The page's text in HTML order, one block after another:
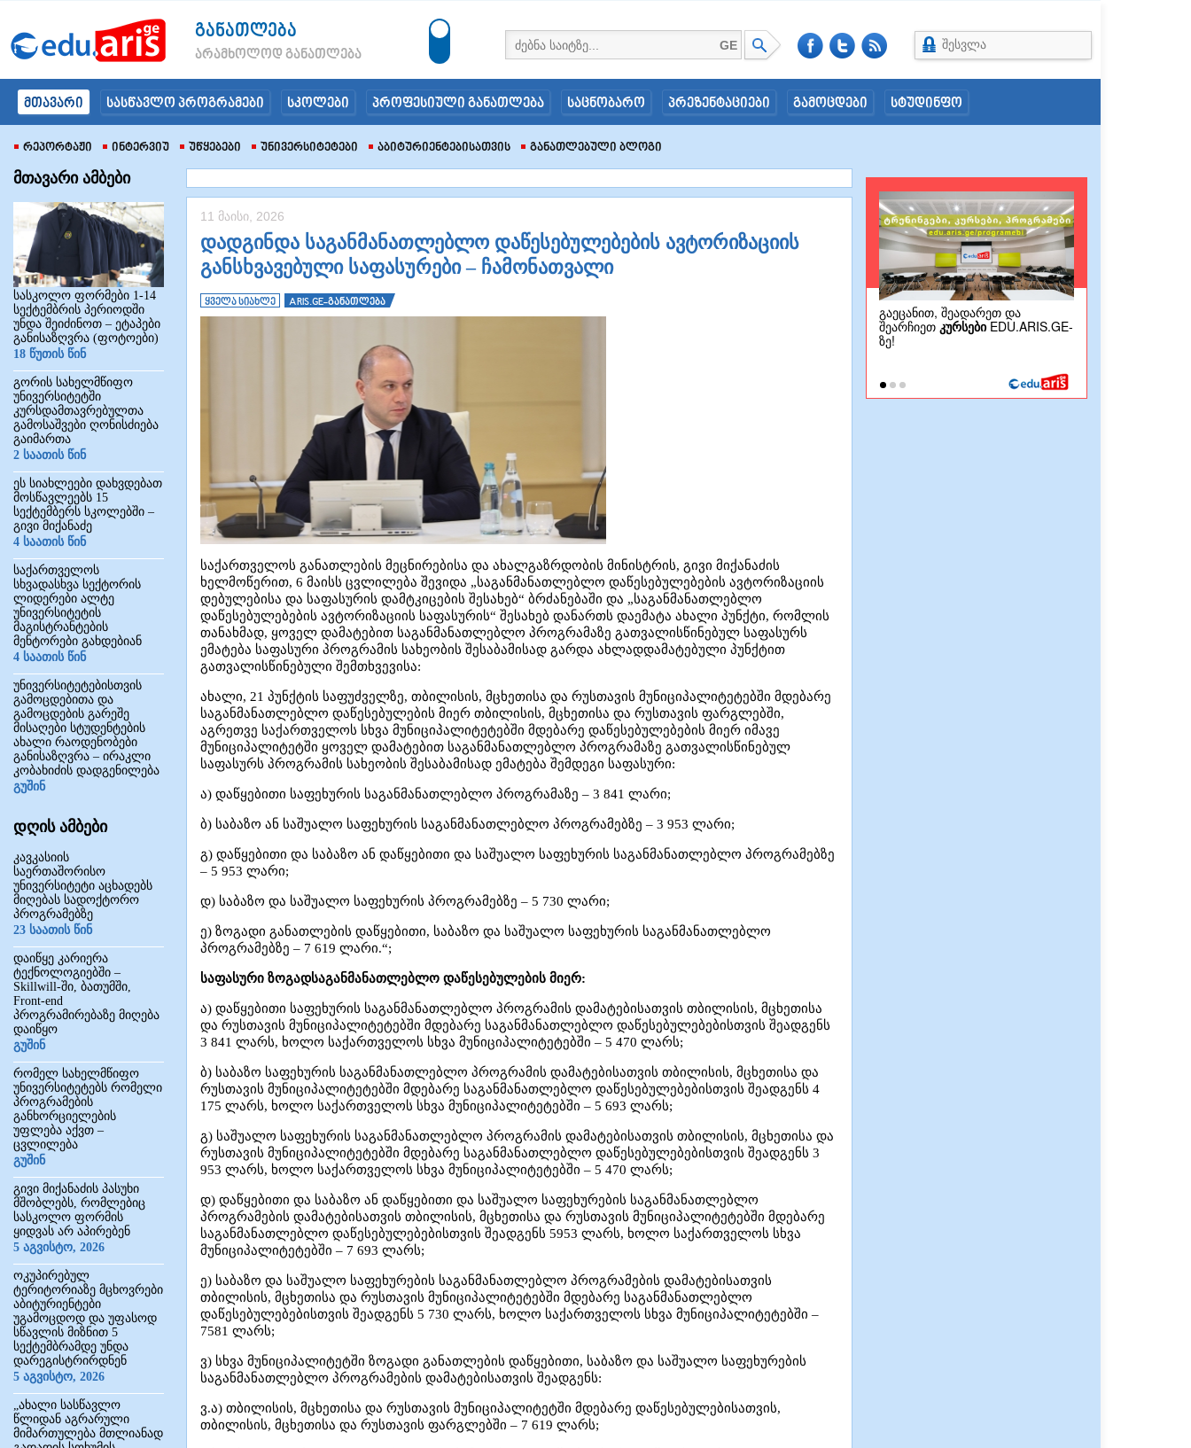
განათლება
არამხოლოდ განათლება
GE შესვლა
მთავარი სასწავლო პროგრამები სკოლები პროფესიული განათლება საცნობარო პრეზენტაციები გამოცდები სტუდინფო
Რეპორტაჟი Ინტერვიუ Უწყებები Უნივერსიტეტები Აბიტურიენტებისათვის Განათლებული Ბლოგი
მთავარი ამბები
სასკოლო ფორმები 1-14
სექტემბრის პერიოდში
უნდა შეიძინოთ – ეტაპები
განისაზღვრა (ფოტოები)
18 წუთის წინ
გორის სახელმწიფო
უნივერსიტეტში
კურსდამთავრებულთა
გამოსაშვები ღონისძიება
გაიმართა
2 საათის წინ
ეს სიახლეები დახვდებათ
მოსწავლეებს 15
სექტემბერს სკოლებში –
გივი მიქანაძე
4 საათის წინ
საქართველოს
სხვადასხვა სექტორის
ლიდერები ალტე
უნივერსიტეტის
მაგისტრანტების
მენტორები გახდებიან
4 საათის წინ
უნივერსიტეტებისთვის
გამოცდებითა და
გამოცდების გარეშე
მისაღები სტუდენტების
ახალი რაოდენობები
განისაზღვრა – ირაკლი
კობახიძის დადგენილება
გუშინ
დღის ამბები
კავკასიის
საერთაშორისო
უნივერსიტეტი აცხადებს
მიღებას სადოქტორო
პროგრამებზე
23 საათის წინ
დაიწყე კარიერა
ტექნოლოგიებში –
Skillwill-ში, ბათუმში,
Front-end
პროგრამირებაზე მიღება
დაიწყო
გუშინ
რომელ სახელმწიფო
უნივერსიტეტებს რომელი
პროგრამების
განხორციელების
უფლება აქვთ –
ცვლილება
გუშინ
გივი მიქანაძის პასუხი
მშობლებს, რომლებიც
სასკოლო ფორმის
ყიდვას არ აპირებენ
5 აგვისტო, 2026
ოკუპირებულ
ტერიტორიაზე მცხოვრები
აბიტურიენტები
უგამოცდოდ და უფასოდ
სწავლის მიზნით 5
სექტემბრამდე უნდა
დარეგისტრირდნენ
5 აგვისტო, 2026
„ახალი სასწავლო
წლიდან აგრარული
მიმართულება მთლიანად
11 მაისი, 2026
დადგინდა საგანმანათლებლო დაწესებულებების ავტორიზაციის
განსხვავებული საფასურები – ჩამონათვალი
ყველა სიახლე ARIS.GE-განათლება
საქართველოს განათლების მეცნირებისა და ახალგაზრდობის მინისტრის, გივი მიქანაძის
ხელმოწერით, 6 მაისს ცვლილება შევიდა „საგანმანათლებლო დაწესებულებების ავტორიზაციის
დებულებისა და საფასურის დამტკიცების შესახებ“ ბრძანებაში და „საგანმანათლებლო
დაწესებულებების ავტორიზაციის საფასურის“ შესახებ დანართს დაემატა ახალი პუნქტი, რომლის
თანახმად, ყოველ დამატებით საგანმანათლებლო პროგრამაზე გათვალისწინებულ საფასურს
ემატება საფასური პროგრამის სახეობის შესაბამისად გარდა ახლადდამატებული პუნქტით
გათვალისწინებული შემთხვევისა:
ახალი, 2​1 პუნქტის საფუძველზე, თბილისის, მცხეთისა და რუსთავის მუნიციპალიტეტებში მდებარე
საგანმანათლებლო დაწესებულების მიერ თბილისის, მცხეთისა და რუსთავის ფარგლებში,
აგრეთვე საქართველოს სხვა მუნიციპალიტეტებში მდებარე დაწესებულებების მიერ იმავე
მუნიციპალიტეტში ყოველ დამატებით საგანმანათლებლო პროგრამაზე გათვალისწინებულ
საფასურს პროგრამის სახეობის შესაბამისად ემატება შემდეგი საფასური:
ა) დაწყებითი საფეხურის საგანმანათლებლო პროგრამაზე – 3 841 ლარი;
ბ) საბაზო ან საშუალო საფეხურის საგანმანათლებლო პროგრამებზე – 3 953 ლარი;
გ) დაწყებითი და საბაზო ან დაწყებითი და საშუალო საფეხურის საგანმანათლებლო პროგრამებზე
– 5 953 ლარი;
დ) საბაზო და საშუალო საფეხურის პროგრამებზე – 5 730 ლარი;
ე) ზოგადი განათლების დაწყებითი, საბაზო და საშუალო საფეხურის საგანმანათლებლო
პროგრამებზე – 7 619 ლარი.“;
საფასური ზოგადსაგანმანათლებლო დაწესებულების მიერ:
ა) დაწყებითი საფეხურის საგანმანათლებლო პროგრამის დამატებისათვის თბილისის, მცხეთისა
და რუსთავის მუნიციპალიტეტებში მდებარე საგანმანათლებლო დაწესებულებებისთვის შეადგენს
3 841 ლარს, ხოლო საქართველოს სხვა მუნიციპალიტეტებში – 5 470 ლარს;
ბ) საბაზო საფეხურის საგანმანათლებლო პროგრამის დამატებისათვის თბილისის, მცხეთისა და
რუსთავის მუნიციპალიტეტებში მდებარე საგანმანათლებლო დაწესებულებებისთვის შეადგენს 4
175 ლარს, ხოლო საქართველოს სხვა მუნიციპალიტეტებში – 5 693 ლარს;
გ) საშუალო საფეხურის საგანმანათლებლო პროგრამის დამატებისათვის თბილისის, მცხეთისა და
რუსთავის მუნიციპალიტეტებში მდებარე საგანმანათლებლო დაწესებულებებისთვის შეადგენს 3
953 ლარს, ხოლო საქართველოს სხვა მუნიციპალიტეტებში – 5 470 ლარს;
დ) დაწყებითი და საბაზო ან დაწყებითი და საშუალო საფეხურების საგანმანათლებლო
პროგრამების დამატებისათვის თბილისის, მცხეთისა და რუსთავის მუნიციპალიტეტებში მდებარე
საგანმანათლებლო დაწესებულებებისთვის შეადგენს 5953 ლარს, ხოლო საქართველოს სხვა
მუნიციპალიტეტებში – 7 693 ლარს;
ე) საბაზო და საშუალო საფეხურების საგანმანათლებლო პროგრამების დამატებისათვის
თბილისის, მცხეთისა და რუსთავის მუნიციპალიტეტებში მდებარე საგანმანათლებლო
დაწესებულებებისთვის შეადგენს 5 730 ლარს, ხოლო საქართველოს სხვა მუნიციპალიტეტებში –
7581 ლარს;
ვ) სხვა მუნიციპალიტეტში ზოგადი განათლების დაწყებითი, საბაზო და საშუალო საფეხურების
საგანმანათლებლო პროგრამების დამატებისათვის შეადგენს:
ვ.ა) თბილისის, მცხეთისა და რუსთავის მუნიციპალიტეტში მდებარე დაწესებულებისათვის,
თბილისის, მცხეთისა და რუსთავის ფარგლებში – 7 619 ლარს;